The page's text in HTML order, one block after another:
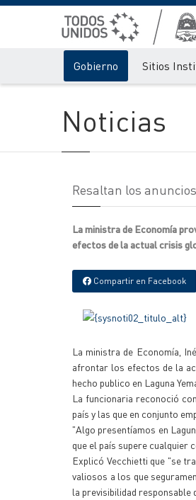
Gobierno Sitios
Noticias
Resaltan los
La ministra de Economía
efectos de la actual crisis
Compartir en Facebook
La ministra de Economía,
afrontar los efectos de la
hecho publico en Laguna
La funcionaria reconoció
país y las que en conjunto
"Algo presentíamos en
que el país supere cualquier
Explicó Vecchietti que "se
valiosos a los que
la previsibilidad responsable